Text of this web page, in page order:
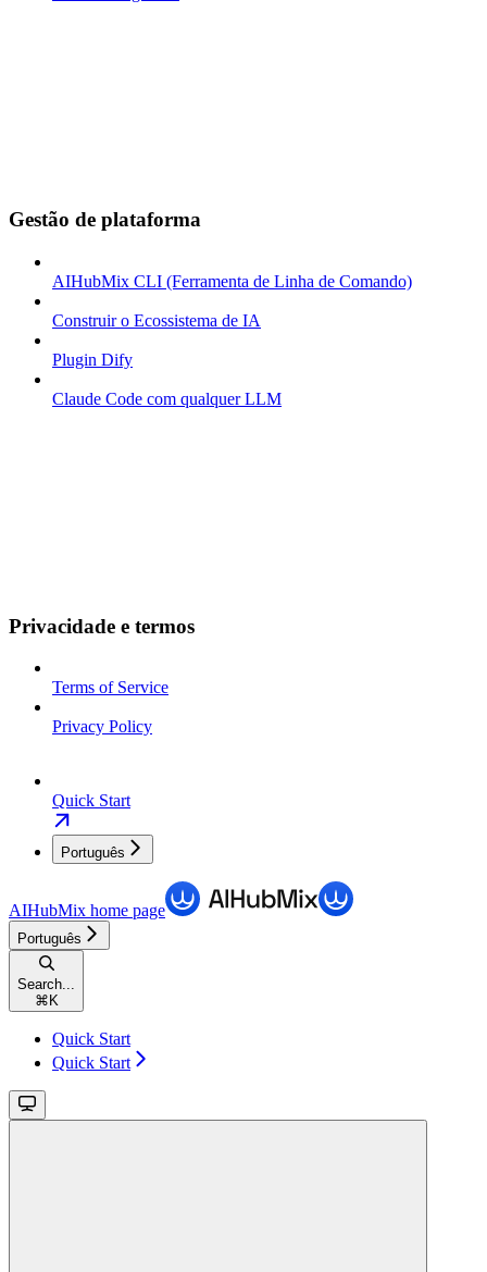
Gestão de plataforma
AIHubMix CLI (Ferramenta de Linha de Comando)
Construir o Ecossistema de IA
Plugin Dify
Claude Code com qualquer LLM
Privacidade e termos
Terms of Service
Privacy Policy
Quick Start
Português
AIHubMix home page
Português
Search...
⌘ K
Quick Start
Quick Start